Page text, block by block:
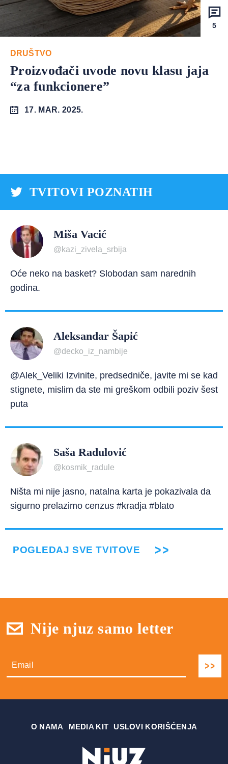
5
DRUŠTVO
Proizvođači uvode novu klasu jaja
“za funkcionere”
17. MAR. 2025.
TVITOVI POZNATIH
Miša Vacić
@kazi_zivela_srbija
Oće neko na basket? Slobodan sam narednih
godina.
Aleksandar Šapić
@decko_iz_nambije
@Alek_Veliki Izvinite, predsedniče, javite mi se kad
stignete, mislim da ste mi greškom odbili poziv šest
puta
Saša Radulović
@kosmik_radule
Ništa mi nije jasno, natalna karta je pokazivala da
sigurno prelazimo cenzus #kradja #blato
POGLEDAJ SVE TVITOVE
Nije njuz samo letter
О NAMA MEDIA KIT USLOVI KORIŠĆENJA